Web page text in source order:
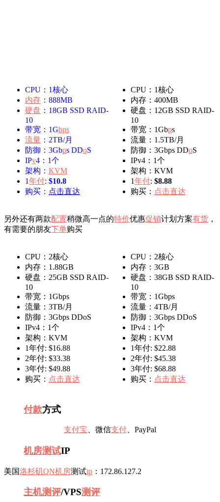
CPU：1核心
内存 ：888MB
硬盘 ：18GB SSD RAID-
10
带宽：1Gbps
流量 ：2TB/月
防御：3Gbps DDoS
IPv4：1个
架构： KVM
1年付: $10.8
购买： 点击直达
CPU：1核心
内存：400MB
硬盘：12GB SSD RAID-
10
带宽：1Gbps
流量：1.5TB/月
防御：3Gbps DDoS
IPv4：1个
架构：KVM
1年付: $8.88
购买： 点击直达
另外还有两款配置稍微高一点的特价优惠促销计划方案有货 ，
有需要的朋友下单购买
CPU：2核心
内存：1.88GB
硬盘：25GB SSD RAID-
10
带宽：1Gbps
流量：3TB/月
防御：3Gbps DDoS
IPv4：1个
架构：KVM
1年付: $16.88
2年付: $33.38
3年付: $49.88
购买： 点击直达
CPU：2核心
内存：3GB
硬盘：38GB SSD RAID-
10
带宽：1Gbps
流量：4TB/月
防御：3Gbps DDoS
IPv4：1个
架构：KVM
1年付: $22.88
2年付: $45.38
3年付: $68.88
购买： 点击直达
付款方式
支付宝 、微信支付 、PayPal
机房测试IP
美国洛杉矶QN机房测试ip ：172.86.127.2
主机测评/VPS测评